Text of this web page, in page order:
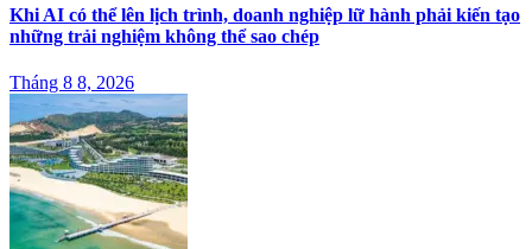
Khi AI có thể lên lịch trình, doanh nghiệp lữ hành phải kiến tạo
những trải nghiệm không thể sao chép
Tháng 8 8, 2026